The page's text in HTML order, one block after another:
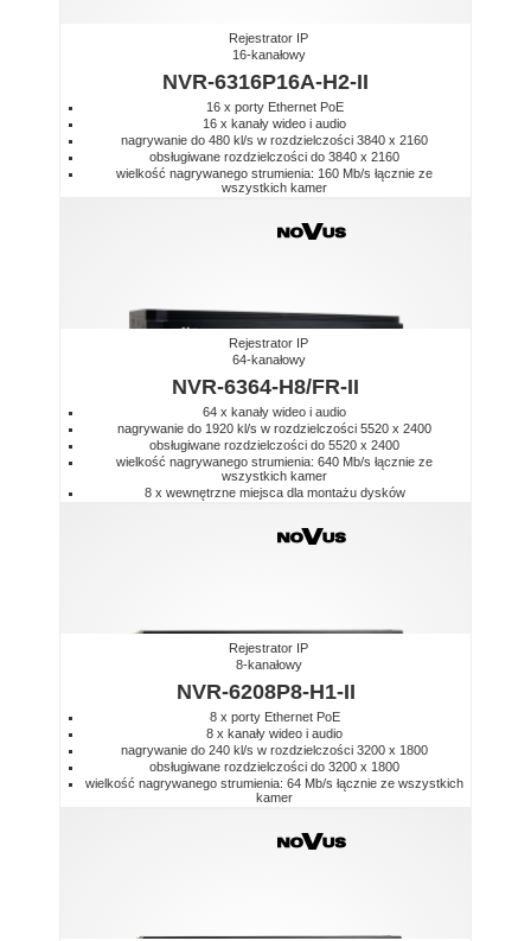
Rejestrator IP
16-kanałowy
NVR-6316P16A-H2-II
16 x porty Ethernet PoE
16 x kanały wideo i audio
nagrywanie do 480 kl/s w rozdzielczości 3840 x 2160
obsługiwane rozdzielczości do 3840 x 2160
wielkość nagrywanego strumienia: 160 Mb/s łącznie ze
wszystkich kamer
Rejestrator IP
64-kanałowy
NVR-6364-H8/FR-II
64 x kanały wideo i audio
nagrywanie do 1920 kl/s w rozdzielczości 5520 x 2400
obsługiwane rozdzielczości do 5520 x 2400
wielkość nagrywanego strumienia: 640 Mb/s łącznie ze
wszystkich kamer
8 x wewnętrzne miejsca dla montażu dysków
Rejestrator IP
8-kanałowy
NVR-6208P8-H1-II
8 x porty Ethernet PoE
8 x kanały wideo i audio
nagrywanie do 240 kl/s w rozdzielczości 3200 x 1800
obsługiwane rozdzielczości do 3200 x 1800
wielkość nagrywanego strumienia: 64 Mb/s łącznie ze wszystkich
kamer